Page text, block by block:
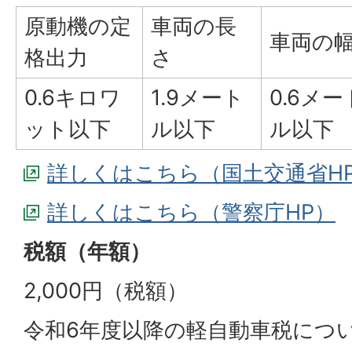
原動機の定
格出力
車両の長
さ
車両の
0.6キロワ
ット以下
1.9メート
ル以下
0.6メー
ル以下
詳しくはこちら（国土交通省
詳しくはこちら（警察庁HP）
税額（年額）
2,000円（税額）
令和6年度以降の軽自動車税につ